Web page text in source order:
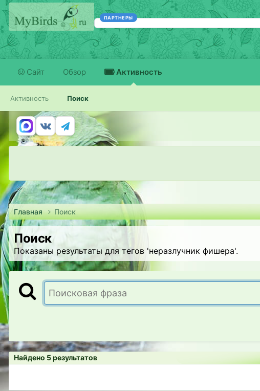
ПАРТНЕРЫ
Сайт Обзор Активность
Активность Поиск
Главная Поиск
Поиск
Показаны результаты для тегов 'неразлучник фишера'.
Найдено 5 результатов